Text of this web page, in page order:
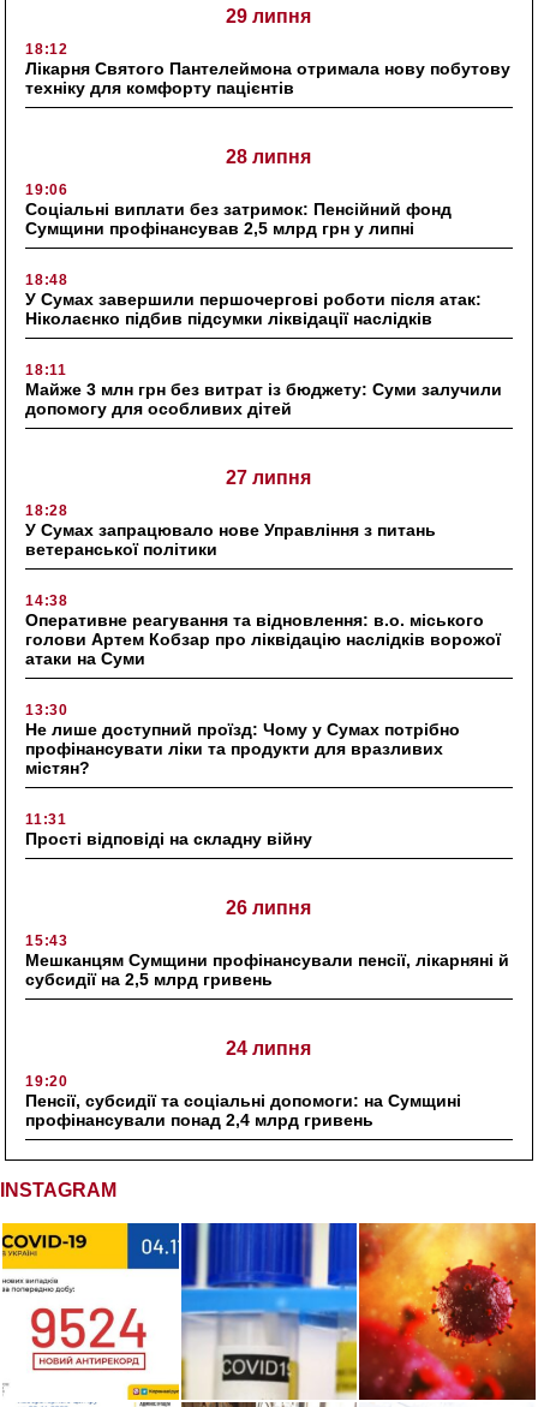
29 липня
18:12
Лікарня Святого Пантелеймона отримала нову побутову
техніку для комфорту пацієнтів
28 липня
19:06
Соціальні виплати без затримок: Пенсійний фонд
Сумщини профінансував 2,5 млрд грн у липні
18:48
У Сумах завершили першочергові роботи після атак:
Ніколаєнко підбив підсумки ліквідації наслідків
18:11
Майже 3 млн грн без витрат із бюджету: Суми залучили
допомогу для особливих дітей
27 липня
18:28
У Сумах запрацювало нове Управління з питань
ветеранської політики
14:38
Оперативне реагування та відновлення: в.о. міського
голови Артем Кобзар про ліквідацію наслідків ворожої
атаки на Суми
13:30
Не лише доступний проїзд: Чому у Сумах потрібно
профінансувати ліки та продукти для вразливих
містян?
11:31
Прості відповіді на складну війну
26 липня
15:43
Мешканцям Сумщини профінансували пенсії, лікарняні й
субсидії на 2,5 млрд гривень
24 липня
19:20
Пенсії, субсидії та соціальні допомоги: на Сумщині
профінансували понад 2,4 млрд гривень
INSTAGRAM